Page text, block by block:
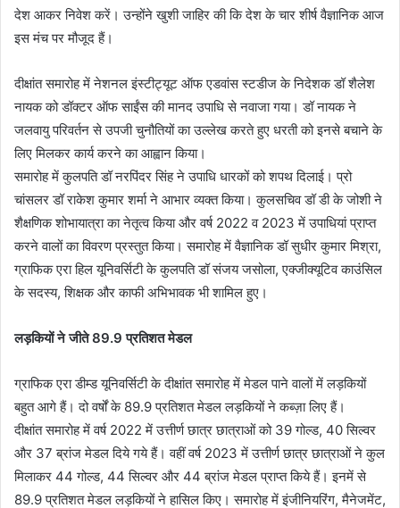
देश आकर निवेश करें। उन्होंने खुशी जाहिर की कि देश के चार शीर्ष वैज्ञानिक आज
इस मंच पर मौजूद हैं।
दीक्षांत समारोह में नेशनल इंस्टीट्यूट ऑफ एडवांस स्टडीज के निदेशक डॉ शैलेश
नायक को डॉक्टर ऑफ साईंस की मानद उपाधि से नवाजा गया। डॉ नायक ने
जलवायु परिवर्तन से उपजी चुनौतियों का उल्लेख करते हुए धरती को इनसे बचाने के
लिए मिलकर कार्य करने का आह्वान किया।
समारोह में कुलपति डॉ नरपिंदर सिंह ने उपाधि धारकों को शपथ दिलाई। प्रो
चांसलर डॉ राकेश कुमार शर्मा ने आभार व्यक्त किया। कुलसचिव डॉ डी के जोशी ने
शैक्षणिक शोभायात्रा का नेतृत्व किया और वर्ष 2022 व 2023 में उपाधियां प्राप्त
करने वालों का विवरण प्रस्तुत किया। समारोह में वैज्ञानिक डॉ सुधीर कुमार मिश्रा,
ग्राफिक एरा हिल यूनिवर्सिटी के कुलपति डॉ संजय जसोला, एक्जीक्यूटिव काउंसिल
के सदस्य, शिक्षक और काफी अभिभावक भी शामिल हुए।
लड़कियों ने जीते89.9प्रतिशत मेडल
ग्राफिक एरा डीम्ड यूनिवर्सिटी के दीक्षांत समारोह में मेडल पाने वालों में लड़कियों
बहुत आगे हैं। दो वर्षों के 89.9 प्रतिशत मेडल लड़कियों ने कब्ज़ा लिए हैं।
दीक्षांत समारोह में वर्ष 2022 में उत्तीर्ण छात्र छात्राओं को 39 गोल्ड, 40 सिल्वर
और 37 ब्रांज मेडल दिये गये हैं। वहीं वर्ष 2023 में उत्तीर्ण छात्र छात्राओं ने कुल
मिलाकर 44 गोल्ड, 44 सिल्वर और 44 ब्रांज मेडल प्राप्त किये हैं। इनमें से
89.9 प्रतिशत मेडल लड़कियों ने हासिल किए। समारोह में इंजीनियरिंग, मैनेजमेंट,